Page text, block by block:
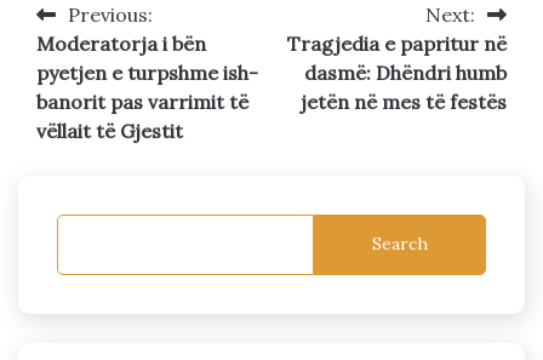
Post
navigation
Previous:
Moderatorja i bën
pyetjen e turpshme ish-
banorit pas varrimit të
vëllait të Gjestit
Next:
Tragjedia e papritur në
dasmë: Dhëndri humb
jetën në mes të festës
Search